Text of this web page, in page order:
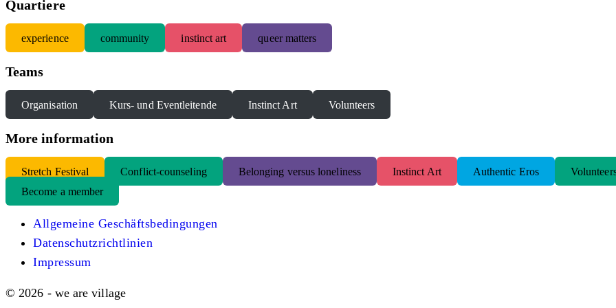
Quartiere
experience community instinct art queer matters
Teams
Organisation Kurs- und Eventleitende Instinct Art Volunteers
More information
Stretch Festival Conflict-counseling Belonging versus loneliness Instinct Art Authentic Eros
Become a member
Allgemeine Geschäftsbedingungen
Datenschutzrichtlinien
Impressum
© 2026 - we are village